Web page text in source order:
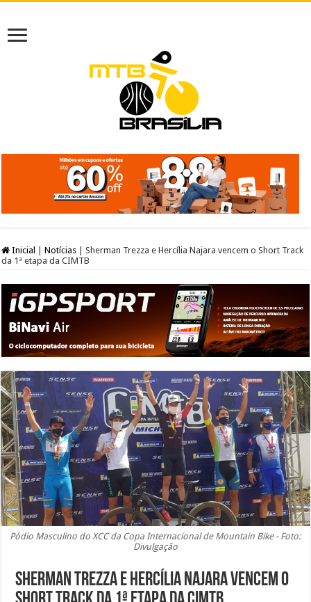
Inicial Notícias
Sherman Trezza e Hercília Najara vencem o Short Track
da 1ª etapa da CIMTB
Pódio Masculino do XCC da Copa Internacional de Mountain Bike - Foto:
Divulgação
Sherman Trezza e Hercília Najara vencem o